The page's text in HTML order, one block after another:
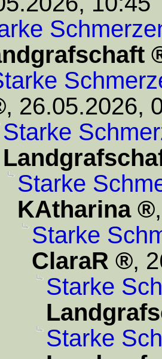
, 26.05.2026,
Starke
Starke
KAtharina
Starke
ClaraR
,
Starke
Starke